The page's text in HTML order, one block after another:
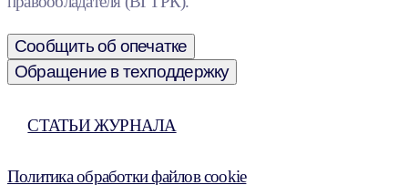
Сообщить об опечатке
Обращение в техподдержку
СТАТЬИ ЖУРНАЛА
Политика обработки файлов cookie